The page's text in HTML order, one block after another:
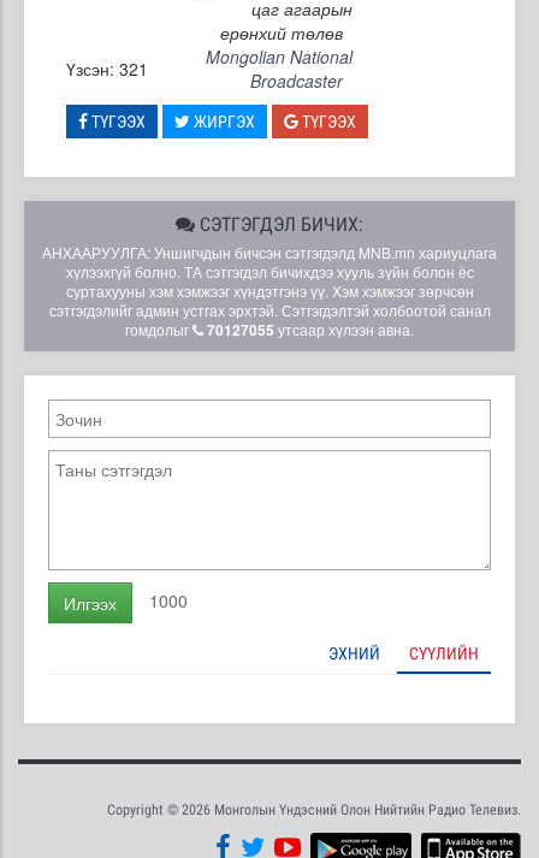
цаг агаарын
ерөнхий төлөв
Үзсэн: 321
Mongolian National
Broadcaster
ТҮГЭЭХ ЖИРГЭХ ТҮГЭЭХ
СЭТГЭГДЭЛ БИЧИХ:
АНХААРУУЛГА: Уншигчдын бичсэн сэтгэгдэлд MNB.mn хариуцлага
хүлээхгүй болно. ТА сэтгэгдэл бичихдээ хууль зүйн болон ёс
суртахууны хэм хэмжээг хүндэтгэнэ үү. Хэм хэмжээг зөрчсөн
сэтгэгдэлийг админ устгах эрхтэй. Сэтгэгдэлтэй холбоотой санал
гомдолыг
70127055 утсаар хүлээн авна.
Илгээх 1000
ЭХНИЙ СҮҮЛИЙН
Copyright © 2026 Монголын Үндэсний Олон Нийтийн Радио Телевиз.